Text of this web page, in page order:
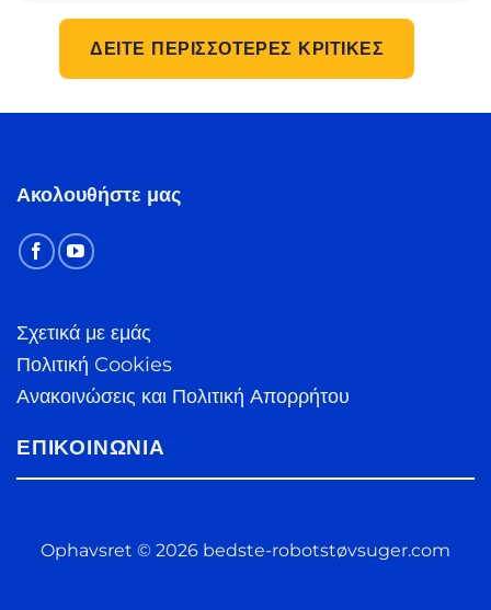
ΔΕΊΤΕ ΠΕΡΙΣΣΌΤΕΡΕΣ ΚΡΙΤΙΚΈΣ
Ακολουθήστε μας
Σχετικά με εμάς
Πολιτική Cookies
Ανακοινώσεις και Πολιτική Απορρήτου
ΕΠΙΚΟΙΝΩΝΊΑ
Ophavsret © 2026 bedste-robotstøvsuger.com